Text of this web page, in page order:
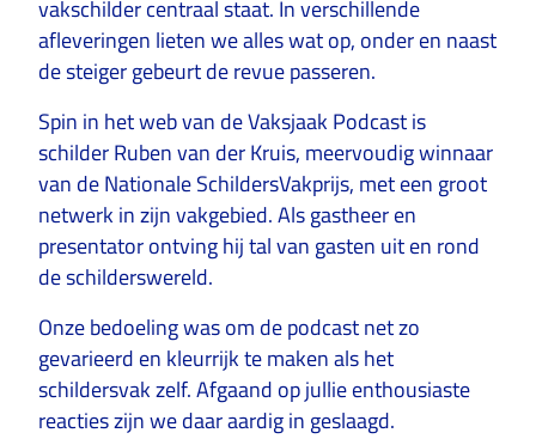
vakschilder centraal staat. In verschillende
afleveringen lieten we alles wat op, onder en naast
de steiger gebeurt de revue passeren.
Spin in het web van de Vaksjaak Podcast is
schilder Ruben van der Kruis, meervoudig winnaar
van de Nationale SchildersVakprijs, met een groot
netwerk in zijn vakgebied. Als gastheer en
presentator ontving hij tal van gasten uit en rond
de schilderswereld.
Onze bedoeling was om de podcast net zo
gevarieerd en kleurrijk te maken als het
schildersvak zelf. Afgaand op jullie enthousiaste
reacties zijn we daar aardig in geslaagd.